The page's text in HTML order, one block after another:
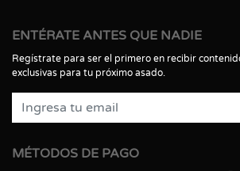
ENTÉRATE ANTES QUE NADIE
Regístrate para ser el primero en recibir
exclusivas para tu próximo asado.
MÉTODOS DE PAGO